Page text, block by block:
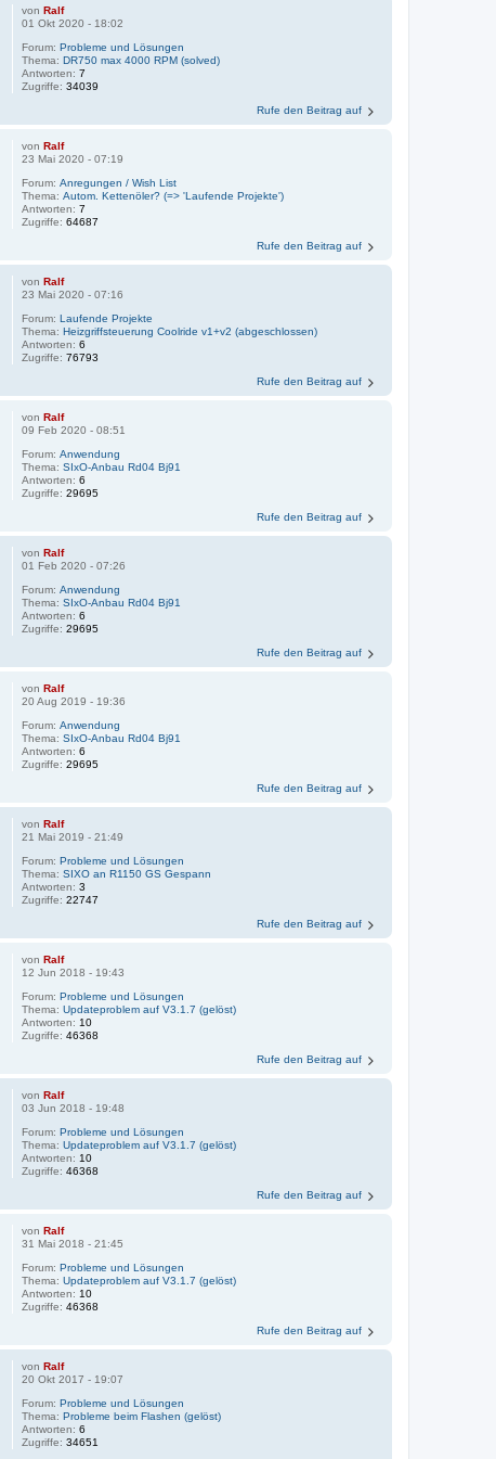
vonRalf
01 Okt 2020 - 18:02
Forum:Probleme und Lösungen
Thema:DR750 max 4000 RPM (solved)
Antworten:7
Zugriffe:34039
Rufe den Beitrag auf
vonRalf
23 Mai 2020 - 07:19
Forum:Anregungen / Wish List
Thema:Autom. Kettenöler? (=> 'Laufende Projekte')
Antworten:7
Zugriffe:64687
Rufe den Beitrag auf
vonRalf
23 Mai 2020 - 07:16
Forum:Laufende Projekte
Thema:Heizgriffsteuerung Coolride v1+v2 (abgeschlossen)
Antworten:6
Zugriffe:76793
Rufe den Beitrag auf
vonRalf
09 Feb 2020 - 08:51
Forum:Anwendung
Thema:SIxO-Anbau Rd04 Bj91
Antworten:6
Zugriffe:29695
Rufe den Beitrag auf
vonRalf
01 Feb 2020 - 07:26
Forum:Anwendung
Thema:SIxO-Anbau Rd04 Bj91
Antworten:6
Zugriffe:29695
Rufe den Beitrag auf
vonRalf
20 Aug 2019 - 19:36
Forum:Anwendung
Thema:SIxO-Anbau Rd04 Bj91
Antworten:6
Zugriffe:29695
Rufe den Beitrag auf
vonRalf
21 Mai 2019 - 21:49
Forum:Probleme und Lösungen
Thema:SIXO an R1150 GS Gespann
Antworten:3
Zugriffe:22747
Rufe den Beitrag auf
vonRalf
12 Jun 2018 - 19:43
Forum:Probleme und Lösungen
Thema:Updateproblem auf V3.1.7 (gelöst)
Antworten: 10
Zugriffe:46368
Rufe den Beitrag auf
vonRalf
03 Jun 2018 - 19:48
Forum:Probleme und Lösungen
Thema:Updateproblem auf V3.1.7 (gelöst)
Antworten: 10
Zugriffe:46368
Rufe den Beitrag auf
vonRalf
31 Mai 2018 - 21:45
Forum:Probleme und Lösungen
Thema:Updateproblem auf V3.1.7 (gelöst)
Antworten: 10
Zugriffe:46368
Rufe den Beitrag auf
vonRalf
20 Okt 2017 - 19:07
Forum:Probleme und Lösungen
Thema:Probleme beim Flashen (gelöst)
Antworten:6
Zugriffe:34651